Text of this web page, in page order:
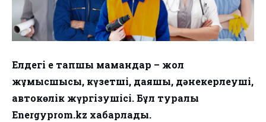
Елдегі ең тапшы мамандар – жол
жұмысшысы, күзетші, даяшы, дәнекерлеуші,
автокөлік жүргізушісі. Бұл туралы
Еnergyprom.kz хабарлады.